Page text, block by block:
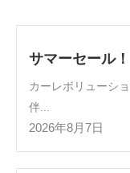
サマーセール
カーレボリューシ
伴...
2026年8月7日